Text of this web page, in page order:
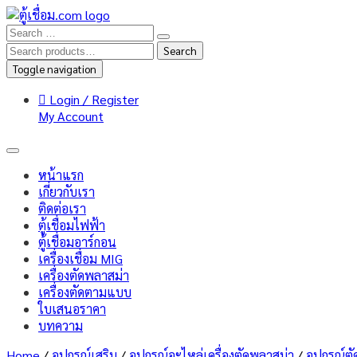
Search
for:
Search
Toggle navigation
Login / Register
My Account
หน้าแรก
เกี่ยวกับเรา
ติดต่อเรา
ตู้เชื่อมไฟฟ้า
ตู้เชื่อมอาร์กอน
เครื่องเชื่อม MIG
เครื่องตัดพลาสม่า
เครื่องตัดตามแบบ
ใบเสนอราคา
บทความ